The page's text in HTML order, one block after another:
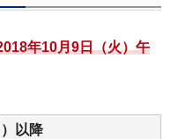
年10月9日（火）午
以降